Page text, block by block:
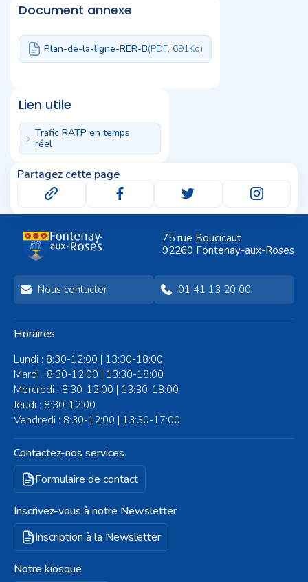
Document annexe
Plan-de-la-ligne-RER-B(PDF, 691Ko)
Lien utile
Trafic RATP en temps
réel
Partagez cette page
75 rue Boucicaut
92260 Fontenay-aux-Roses
Nous contacter 01 41 13 20 00
Horaires
Lundi : 8:30-12:00 | 13:30-18:00
Mardi : 8:30-12:00 | 13:30-18:00
Mercredi : 8:30-12:00 | 13:30-18:00
Jeudi : 8:30-12:00
Vendredi : 8:30-12:00 | 13:30-17:00
Contactez-nos services
Formulaire de contact
Inscrivez-vous à notre Newsletter
Inscription à la Newsletter
Notre kiosque